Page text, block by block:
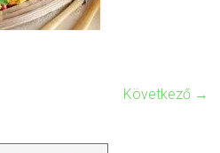
Következő →